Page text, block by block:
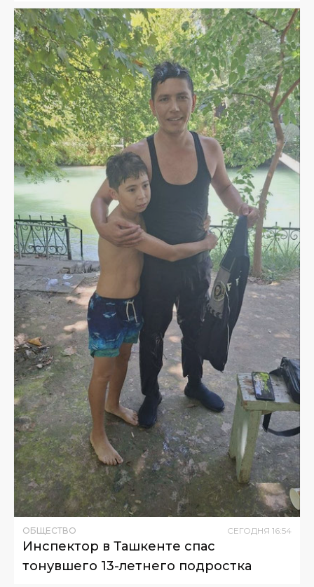
ОБЩЕСТВО СЕГОДНЯ 16:54
Инспектор в Ташкенте спас
тонувшего 13-летнего подростка